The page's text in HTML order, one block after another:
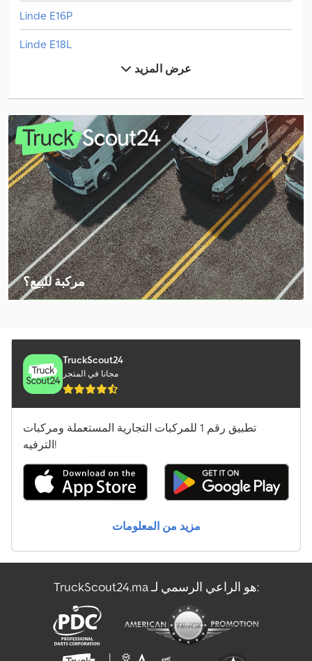
Linde E16P
Linde E18L
Linde E20L
Linde E20Ph
Linde E30
Linde E30L
Linde H14D
Linde H40D
Linde H40T
Linde L10
Linde L12
Linde L12I
Linde L16Ap
Linde L16R
Linde R10B
Linde R14G
Linde R14X
عرض المزيد
مركبة للبيع؟
TruckScout24
مجانا في المتجر
تطبيق رقم 1 للمركبات التجارية المستعملة ومركبات
الترفيه!
مزيد من المعلومات
TruckScout24.ma هو الراعي الرسمي لـ: